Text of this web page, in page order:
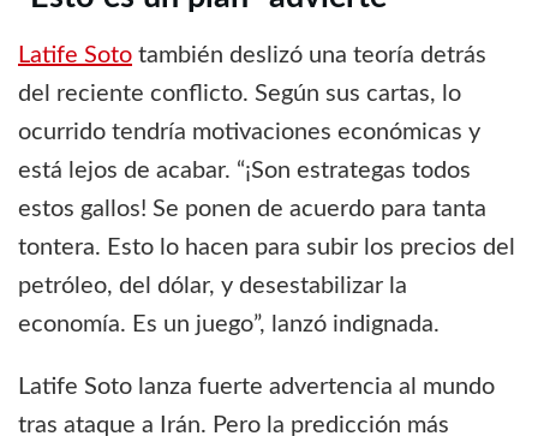
Latife Soto también deslizó una teoría detrás
del reciente conflicto. Según sus cartas, lo
ocurrido tendría motivaciones económicas y
está lejos de acabar. “¡Son estrategas todos
estos gallos! Se ponen de acuerdo para tanta
tontera. Esto lo hacen para subir los precios del
petróleo, del dólar, y desestabilizar la
economía. Es un juego”, lanzó indignada.
Latife Soto lanza fuerte advertencia al mundo
tras ataque a Irán. Pero la predicción más